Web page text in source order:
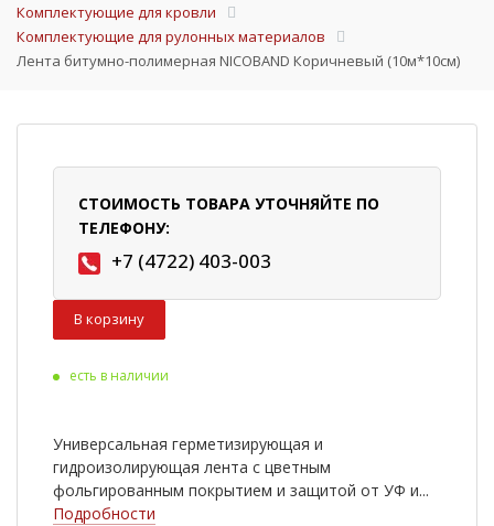
Комплектующие для кровли
Комплектующие для рулонных материалов
Лента битумно-полимерная NICOBAND Коричневый (10м*10см)
СТОИМОСТЬ ТОВАРА УТОЧНЯЙТЕ ПО
ТЕЛЕФОНУ:
+7 (4722) 403-003
В корзину
есть в наличии
Универсальная герметизирующая и
гидроизолирующая лента с цветным
фольгированным покрытием и защитой от УФ и...
Подробности